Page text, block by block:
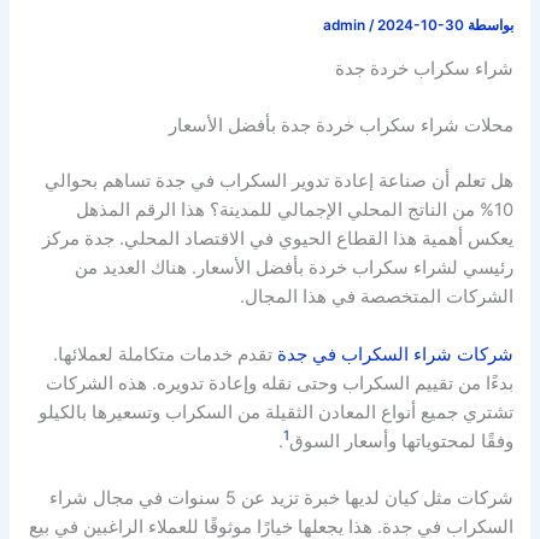
بواسطة admin /2024-10-30
شراء سكراب خردة جدة
محلات شراء سكراب خردة جدة بأفضل الأسعار
هل تعلم أن صناعة إعادة تدوير السكراب في جدة تساهم بحوالي
10% من الناتج المحلي الإجمالي للمدينة؟ هذا الرقم المذهل
يعكس أهمية هذا القطاع الحيوي في الاقتصاد المحلي. جدة مركز
رئيسي لشراء سكراب خردة بأفضل الأسعار. هناك العديد من
الشركات المتخصصة في هذا المجال.
شركات شراء السكراب في جدة تقدم خدمات متكاملة لعملائها.
بدءًا من تقييم السكراب وحتى نقله وإعادة تدويره. هذه الشركات
تشتري جميع أنواع المعادن الثقيلة من السكراب وتسعيرها بالكيلو
وفقًا لمحتوياتها وأسعار السوق1
.
شركات مثل كيان لديها خبرة تزيد عن 5 سنوات في مجال شراء
السكراب في جدة. هذا يجعلها خيارًا موثوقًا للعملاء الراغبين في بيع